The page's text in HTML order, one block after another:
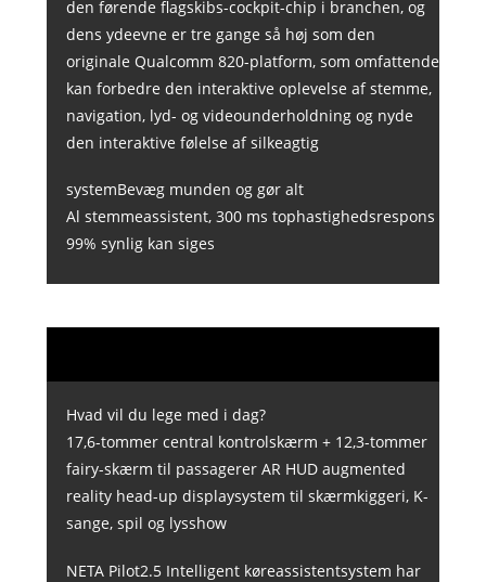
den førende flagskibs-cockpit-chip i branchen, og
dens ydeevne er tre gange så høj som den
originale Qualcomm 820-platform, som omfattende
kan forbedre den interaktive oplevelse af stemme,
navigation, lyd- og videounderholdning og nyde
den interaktive følelse af silkeagtig
systemBevæg munden og gør alt
Al stemmeassistent, 300 ms tophastighedsrespons
99% synlig kan siges
Hvad vil du lege med i dag?
17,6-tommer central kontrolskærm + 12,3-tommer
fairy-skærm til passagerer AR HUD augmented
reality head-up displaysystem til skærmkiggeri, K-
sange, spil og lysshow
NETA Pilot2.5 Intelligent køreassistentsystem har